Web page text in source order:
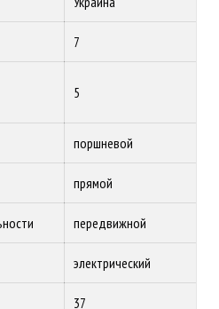
7
5
поршневой
прямой
передвижной
электрический
37